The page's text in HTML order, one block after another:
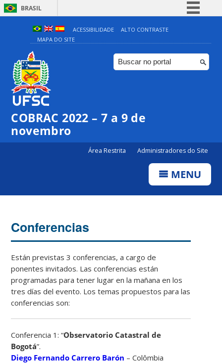
BRASIL
Simplifique!
Comunica BR
Participe
ACESSIBILIDADE
ALTO CONTRASTE
MAPA DO SITE
COBRAC 2022 – 7 a 9 de
novembro
Área Restrita Administradores do Site
MENU
Conferencias
Están previstas 3 conferencias, a cargo de
ponentes invitados. Las conferencias están
programadas para tener lugar en la mañana en los
tres días del evento. Los temas propuestos para las
conferencias son:
Conferencia 1: “Observatorio Catastral de
Bogotá”.
Diego Fernando Carrero Barón – Colômbia